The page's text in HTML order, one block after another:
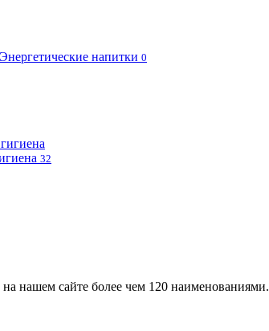
Энергетические напитки 0
32
нашем сайте более чем 120 наименованиями.